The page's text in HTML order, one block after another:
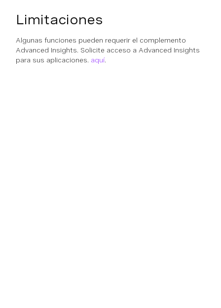
Limitaciones
Algunas funciones pueden requerir el complemento
Advanced Insights. Solicite acceso a Advanced Insights
para sus aplicaciones. aquí.